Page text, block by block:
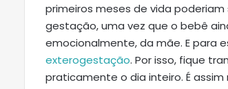
primeiros meses de vida
gestação, uma vez que o bebê
emocionalmente, da mãe. E para
exterogestação. Por isso, fique
praticamente o dia inteiro. É assim